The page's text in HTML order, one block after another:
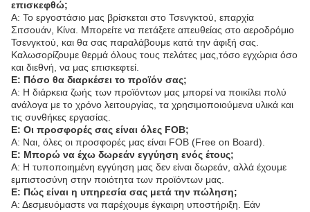
επισκεφθώ;
Α: Το εργοστάσιο μας βρίσκεται στο Τσενγκτού, επαρχία
Σιτσουάν, Κίνα. Μπορείτε να πετάξετε απευθείας στο αεροδρόμιο
Τσενγκτού, και θα σας παραλάβουμε κατά την άφιξή σας.
Καλωσορίζουμε θερμά όλους τους πελάτες μας,τόσο εγχώρια όσο
και διεθνή, να μας επισκεφτεί.
Ε: Πόσο θα διαρκέσει το προϊόν σας;
Α: Η διάρκεια ζωής των προϊόντων μας μπορεί να ποικίλει πολύ
ανάλογα με το χρόνο λειτουργίας, τα χρησιμοποιούμενα υλικά και
τις συνθήκες εργασίας.
Ε: Οι προσφορές σας είναι όλες FOB;
Α: Ναι, όλες οι προσφορές μας είναι FOB (Free on Board).
Ε: Μπορώ να έχω δωρεάν εγγύηση ενός έτους;
Α: Η τυποποιημένη εγγύηση μας δεν είναι δωρεάν, αλλά έχουμε
εμπιστοσύνη στην ποιότητα των προϊόντων μας.
Ε: Πώς είναι η υπηρεσία σας μετά την πώληση;
Α: Δεσμευόμαστε να παρέχουμε έγκαιρη υποστήριξη. Εάν